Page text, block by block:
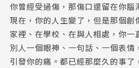
你曾經受過傷，那傷口還留在你腦
現在，你的人生變了，但是那個創
家裡、在學校、在與人相處，你一
別人一個眼神、一句話、一個表情
引發你的痛。都已經那麼久的事了